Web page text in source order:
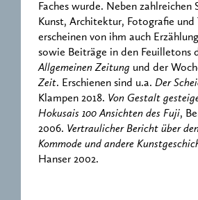
Faches wurde. Neben zahlreichen
Kunst, Architektur, Fotografie und
erscheinen von ihm auch
sowie Beiträge in den Feuilletons
Allgemeinen Zeitung und der
Zeit. Erschienen sind u.a. Der
Klampen 2018. Von Gestalt
Hokusais 100 Ansichten des Fuji,
2006. Vertraulicher Bericht über
Kommode und andere
Hanser 2002.